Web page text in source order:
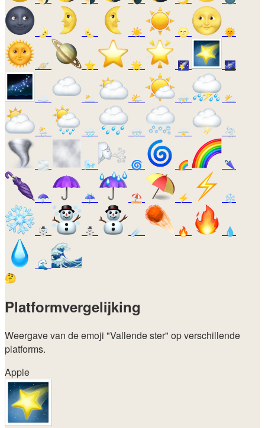
🌛 🌜 ☀️ 🌝 🌞
🪐 ⭐ 🌟 🌠 🌌
☁️ 🌥️ 🌤️ ⛈️ ⛅
🌦️ 🌧️ 🌨️ 🌩️ 🌪️
🌫️ 🌬️ 🌀 🌈 🌂
☂️ ☔ ⛱️ ⚡ ❄️
☃️ ⛄ ☄️ 🔥 💧
🌊
🤔
Platformvergelijking
Weergave van de emoji "Vallende ster" op verschillende
platforms.
Apple